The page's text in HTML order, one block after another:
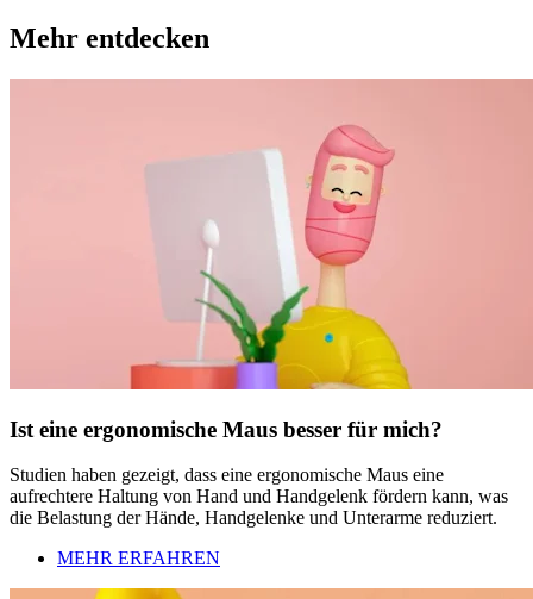
Mehr entdecken
Ist eine ergonomische Maus besser für mich?
Studien haben gezeigt, dass eine ergonomische Maus eine
aufrechtere Haltung von Hand und Handgelenk fördern kann, was
die Belastung der Hände, Handgelenke und Unterarme reduziert.
MEHR ERFAHREN